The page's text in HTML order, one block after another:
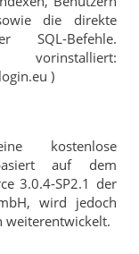
die direkte
SQL-Befehle.
)
kostenlose
auf dem
3.0.4-SP2.1 der
wird jedoch
weiterentwickelt.